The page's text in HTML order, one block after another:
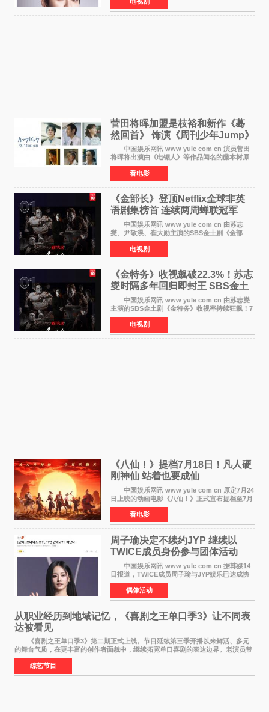
以往丧尸题材截然不同的人性喜剧。 新剧
《We Are t
菅田将晖加盟是枝裕和新作《蓦
然回首》 饰演《周刊少年Jump》
编辑
中国娱乐网讯 www yule com cn 演员菅田
将晖将出演由《电锯人》等作品闻名的藤本树原
作漫画改编的电影《蓦然回首》（是枝裕和导
演）。菅田饰演的角色是初中时代两位主人公带
着完成的作品前去
看电影
《金部长》登顶Netflix全球非英
语剧集榜首 连续两周蝉联冠军
中国娱乐网讯 www yule com cn 由苏志
燮、尹敬淏、崔大勋主演的SBS金土剧《金部
长》持续席卷全球，收获海内外观众热烈反
响。 15日，据Netflix官方排行榜网站Tudum
公布的数据，SBS金土剧《
电视剧
《金特务》收视飙破22.3%！苏志
燮时隔多年回归即封王 SBS金土
剧新纪录诞生
中国娱乐网讯 www yule com cn 由苏志燮
主演的SBS金土剧《金特务》收视率持续狂飙！7
月11日播出的第6集全国平均收视率高达22 3%，
瞬间最高更冲上26 4%，不仅再度刷新自身纪
录，更稳坐同时段
电视剧
《八仙！》提档7月18日！凡人硬
刚神仙 站着也要成仙
中国娱乐网讯 www yule com cn 原定7月24
日上映的动画电影《八仙！》正式宣布提档至7月
18日。这部国风动画大片将八仙过海，各显神通
这句刻在国人DNA里的俗语玩出了新花样——影
片讲述凡人
看电影
周子瑜决定不续约JYP 继续以
TWICE成员身份参与团体活动
中国娱乐网讯 www yule com cn 据韩媒14
日报道，TWICE成员周子瑜与JYP娱乐已达成协
议，不再续签个人专属合约，但她将继续参与
TWICE的完整团体活动。 周子瑜于2015年通
过生存节目《SIXTE
偶像活动
从职业经历到地域记忆，《喜剧之王单口季3》让不同表
达被看见
《喜剧之王单口季3》第二期正式上线。节目延续第三季开播以来鲜活、多元
的舞台气质，在更丰富的创作者面貌中，继续拓宽单口喜剧的表达边界。老演员带
着更加成熟的文本与舞台掌控回归，新面孔则
综艺节目